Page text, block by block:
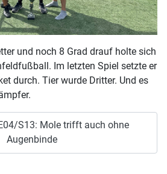
und noch 8 Grad drauf holte sich
Im letzten Spiel setzte er
durch. Tier wurde Dritter. Und es
S13: Mole trifft auch ohne
Augenbinde